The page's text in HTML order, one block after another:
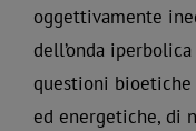
oggettivamente
dell’onda
questioni
ed energetiche, di